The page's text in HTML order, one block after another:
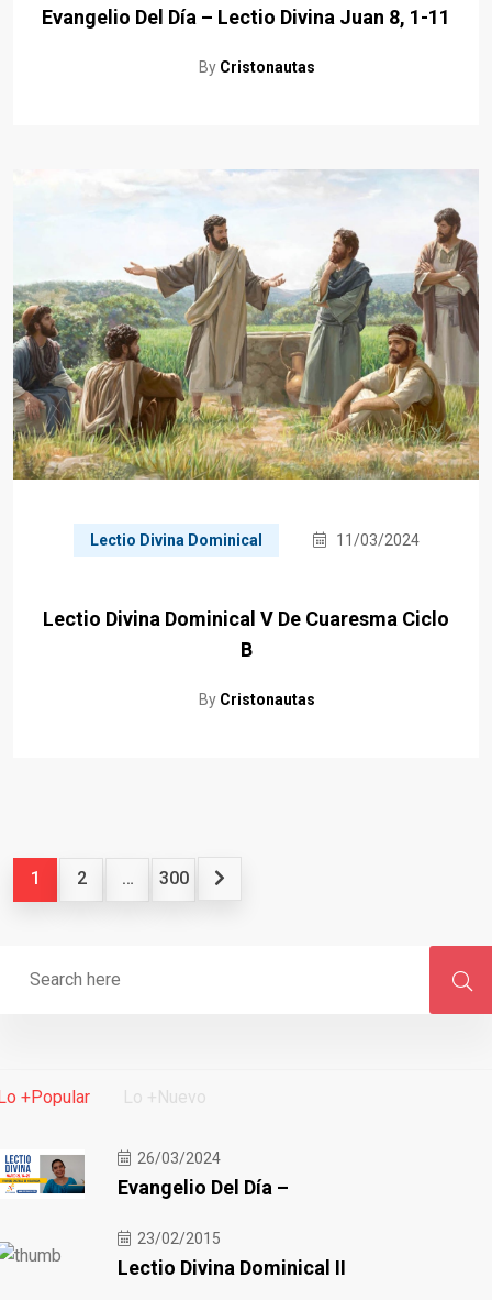
Evangelio Del Día – Lectio Divina Juan 8, 1-11
By Cristonautas
Lectio Divina Dominical 11/03/2024
Lectio Divina Dominical V De Cuaresma Ciclo
B
By Cristonautas
1 2 … 300
+Popular Lo +Nuevo
26/03/2024
Evangelio Del Día –
23/02/2015
Lectio Divina Dominical II